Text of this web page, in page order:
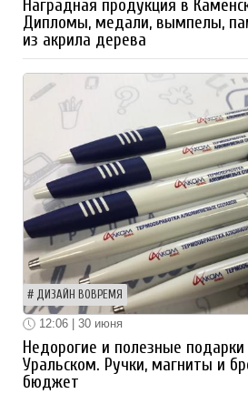
Наградная продукция в
Дипломы, медали, вымпелы,
из акрила дерева
ДИЗАЙН ВОВРЕМЯ
12:06 | 30 июня
Недорогие и полезные
Уральском. Ручки, магниты и
бюджет